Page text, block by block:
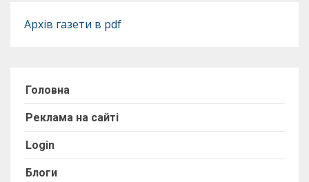
Архів газети в pdf
Головна
Реклама на сайті
Login
Блоги